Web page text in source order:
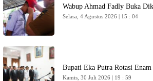
Wabup Ahmad Fadly Buka
Selasa, 4 Agustus 2026 | 15 : 04
Bupati Eka Putra Rotasi
Kamis, 30 Juli 2026 | 19 : 59